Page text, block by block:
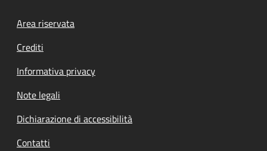
Footer menu
Area riservata
Crediti
Informativa privacy
Note legali
Dichiarazione di accessibilità
Contatti